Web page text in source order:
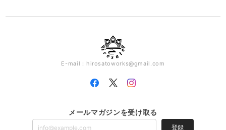
E-mail： hirosatoworks@gmail.com
メールマガジンを受け取る
登録